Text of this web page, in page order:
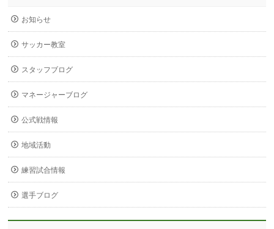
お知らせ
サッカー教室
スタッフブログ
マネージャーブログ
公式戦情報
地域活動
練習試合情報
選手ブログ